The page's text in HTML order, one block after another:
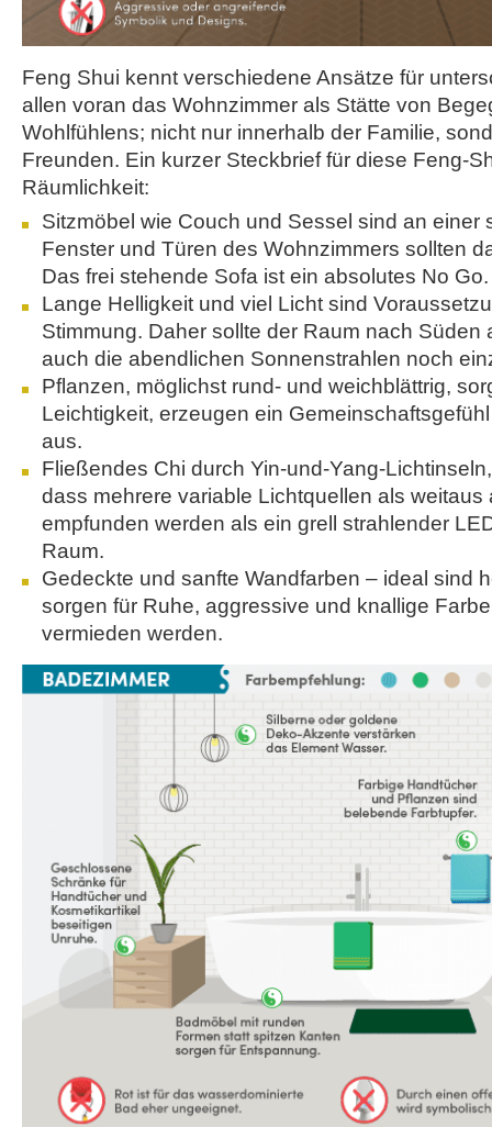
Feng Shui kennt verschiedene Ansätze für
allen voran das Wohnzimmer als Stätte von
Wohlfühlens; nicht nur innerhalb der Familie,
Freunden. Ein kurzer Steckbrief für diese Feng-
Räumlichkeit:
Sitzmöbel wie Couch und Sessel sind an einer
Fenster und Türen des Wohnzimmers sollten
Das frei stehende Sofa ist ein absolutes No Go.
Lange Helligkeit und viel Licht sind
Stimmung. Daher sollte der Raum nach Süden
auch die abendlichen Sonnenstrahlen noch
Pflanzen, möglichst rund- und weichblättrig,
Leichtigkeit, erzeugen ein
aus.
Fließendes Chi durch Yin-und-Yang-
dass mehrere variable Lichtquellen als weitaus
empfunden werden als ein grell strahlender
Raum.
Gedeckte und sanfte Wandfarben – ideal sind
sorgen für Ruhe, aggressive und knallige
vermieden werden.